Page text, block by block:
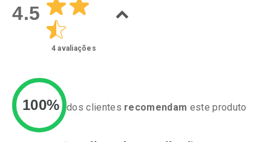
4.5
4 avaliações
100% dos clientes recomendam este produto